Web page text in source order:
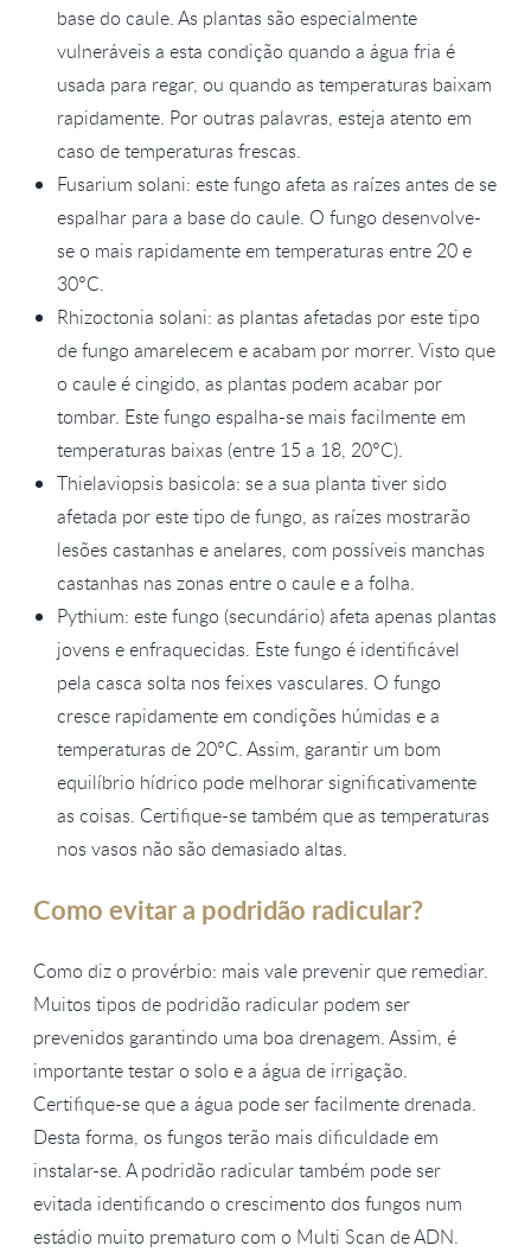
base do caule. As plantas são especialmente
vulneráveis a esta condição quando a água fria é
usada para regar, ou quando as temperaturas baixam
rapidamente. Por outras palavras, esteja atento em
caso de temperaturas frescas.
Fusarium solani: este fungo afeta as raízes antes de se
espalhar para a base do caule. O fungo desenvolve-
se o mais rapidamente em temperaturas entre 20 e
30°C.
Rhizoctonia solani: as plantas afetadas por este tipo
de fungo amarelecem e acabam por morrer. Visto que
o caule é cingido, as plantas podem acabar por
tombar. Este fungo espalha-se mais facilmente em
temperaturas baixas (entre 15 a 18, 20°C).
Thielaviopsis basicola: se a sua planta tiver sido
afetada por este tipo de fungo, as raízes mostrarão
lesões castanhas e anelares, com possíveis manchas
castanhas nas zonas entre o caule e a folha.
Pythium: este fungo (secundário) afeta apenas plantas
jovens e enfraquecidas. Este fungo é identificável
pela casca solta nos feixes vasculares. O fungo
cresce rapidamente em condições húmidas e a
temperaturas de 20°C. Assim, garantir um bom
equilíbrio hídrico pode melhorar significativamente
as coisas. Certifique-se também que as temperaturas
nos vasos não são demasiado altas.
Como evitar a podridão radicular?
Como diz o provérbio: mais vale prevenir que remediar.
Muitos tipos de podridão radicular podem ser
prevenidos garantindo uma boa drenagem. Assim, é
importante testar o solo e a água de irrigação.
Certifique-se que a água pode ser facilmente drenada.
Desta forma, os fungos terão mais dificuldade em
instalar-se. A podridão radicular também pode ser
evitada identificando o crescimento dos fungos num
estádio muito prematuro com o Multi Scan de ADN.